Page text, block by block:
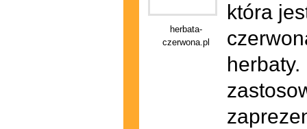
herbata-
czerwona.pl
która